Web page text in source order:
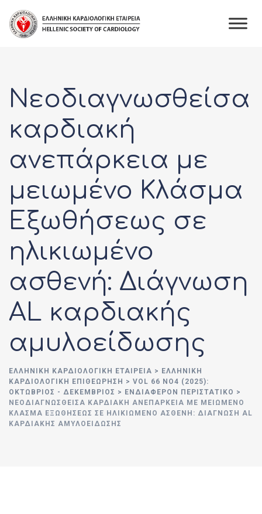
content
Νεοδιαγνωσθείσα
καρδιακή
ανεπάρκεια με
μειωμένο Κλάσμα
Εξωθήσεως σε
ηλικιωμένο
ασθενή: Διάγνωση
AL καρδιακής
αμυλοείδωσης
ΕΛΛΗΝΙΚΉ ΚΑΡΔΙΟΛΟΓΙΚΉ ΕΤΑΙΡΕΊΑ > ΕΛΛΗΝΙΚΗ
ΚΑΡΔΙΟΛΟΓΙΚΗ ΕΠΙΘΕΩΡΗΣΗ > VOL 66 ΝΟ4 (2025):
ΟΚΤΏΒΡΙΟΣ - ΔΕΚΈΜΒΡΙΟΣ > ΕΝΔΙΑΦΕΡΟΝ ΠΕΡΙΣΤΑΤΙΚΟ >
ΝΕΟΔΙΑΓΝΩΣΘΕΊΣΑ ΚΑΡΔΙΑΚΉ ΑΝΕΠΆΡΚΕΙΑ ΜΕ ΜΕΙΩΜΈΝΟ
ΚΛΆΣΜΑ ΕΞΩΘΉΣΕΩΣ ΣΕ ΗΛΙΚΙΩΜΈΝΟ ΑΣΘΕΝΉ: ΔΙΆΓΝΩΣΗ AL
ΚΑΡΔΙΑΚΉΣ ΑΜΥΛΟΕΊΔΩΣΗΣ